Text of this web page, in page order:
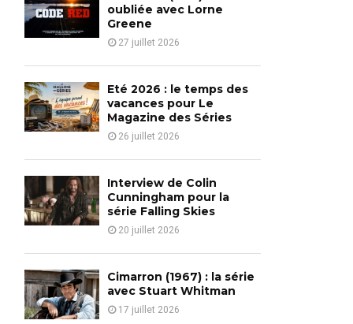
o
r
:
H
oubliée avec Lorne
Greene
27 juillet 2026
Eté 2026 : le temps des
vacances pour Le
Magazine des Séries
26 juillet 2026
Interview de Colin
Cunningham pour la
série Falling Skies
20 juillet 2026
Cimarron (1967) : la série
avec Stuart Whitman
17 juillet 2026